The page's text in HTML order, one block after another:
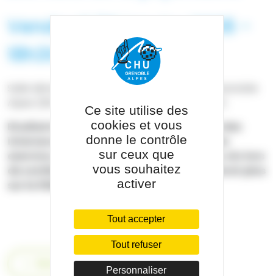
Vendredi 30 janvier 2026 -
18h30-00h00
Salle Mimosa, internat de médecine – CHU Grenoble
Alpes (26 avenue des maquis du grésivaudan)
Etudiant en médecine ? Venez rencontrer des
internes en psychiatrie, des psychiatres en
exercice, des infirmiers, des pairs-aidant, etc lors
de conférence et speed dating pour en savoir plus
sur la filière psychiatrie.
Ce site utilise des
cookies et vous
donne le contrôle
sur ceux que
vous souhaitez
activer
Tout accepter
Tout refuser
Personnaliser